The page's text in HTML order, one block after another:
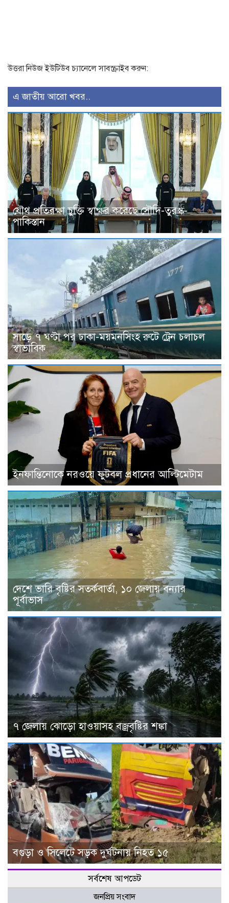
উত্তরা নিউজ ইউটিউব চ্যানেলে সাবস্ক্রাইব করুন:
এ জাতীয় আরো খবর..
যৌথ প্রতিরক্ষা চুক্তি স্বাক্ষর করেছে সৌদি-তুরস্ক-
পাকিস্তান
সাড়ে ৭ ঘণ্টা পর ঢাকা-ময়মনসিংহ রুটে ট্রেন চলাচল
স্বাভাবিক
ইনফান্তিনোকে নরওয়ে ফুটবল প্রধানের আল্টিমেটাম
দেশে ভারি বৃষ্টির সতর্কবার্তা, ১০ জেলায় বন্যার
পূর্বাভাস
৭ জেলায় ঝোড়ো হাওয়াসহ বজ্রবৃষ্টির শঙ্কা
বগুড়া ও সিলেটে সড়ক দুর্ঘটনায় নিহত ১৫
সর্বশেষ আপডেট
জনপ্রিয় সংবাদ